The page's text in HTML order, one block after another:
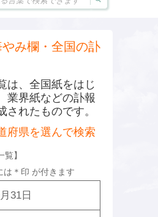
み欄・全国の訃
は、全国紙をはじ
業界紙などの訃報
されたものです。
府県を選んで検索
覧】
は ＊ 印 が付きます
31日